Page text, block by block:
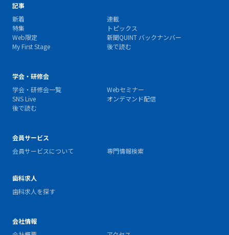
記事
新着
連載
特集
トピックス
Web限定
新聞QUINT バックナンバー
My First Stage
後で読む
学会・研修会
学会・研修会一覧
Webセミナー
SNS Live
オンデマンド配信
後で読む
会員サービス
会員サービスについて
専門情報検索
歯科求人
歯科求人を探す
会社情報